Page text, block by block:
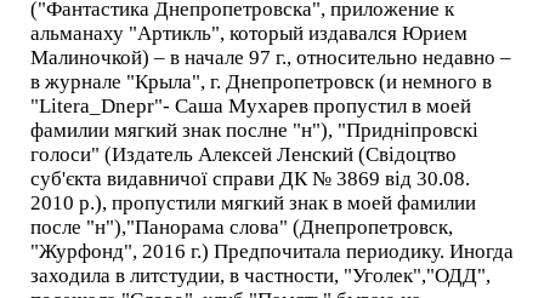
("Фантастика Днепропетровска", приложение к
альманаху "Артикль", который издавался Юрием
Малиночкой) – в начале 97 г., относительно недавно –
в журнале "Крыла", г. Днепропетровск (и немного в
"Litera_Dnepr"- Саша Мухарев пропустил в моей
фамилии мягкий знак послне "н"), "Придніпровскі
голоси" (Издатель Алексей Ленский (Свідоцтво
суб'єкта видавничої справи ДК № 3869 від 30.08.
2010 р.), пропустили мягкий знак в моей фамилии
после "н"),"Панорама слова" (Днепропетровск,
"Журфонд", 2016 г.) Предпочитала периодику. Иногда
заходила в литстудии, в частности, "Уголек","ОДД",